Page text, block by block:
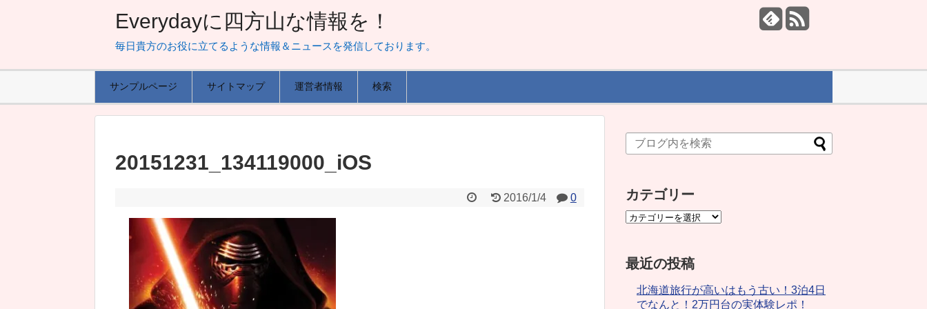
Everydayに四方山な情報を！
毎日貴方のお役に立てるような情報＆ニュースを発信しております。
サンプルページ サイトマップ 運営者情報 検索
20151231_134119000_iOS
2016/1/4 0 カテゴリー
最近の投稿
北海道旅行が高いはもう古い！3泊4日
でなんと！2万円台の実体験レポ！